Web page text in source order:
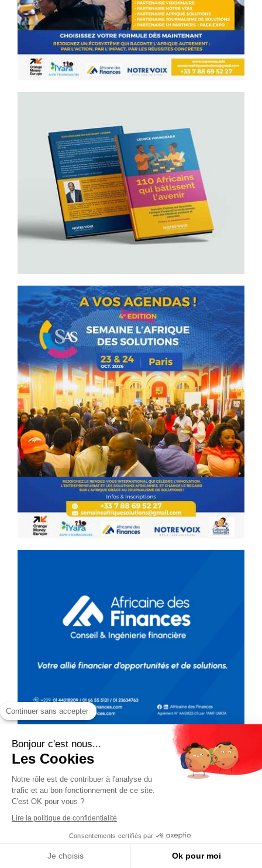
Continuer sans accepter
Bonjour c'est nous...
Les Cookies
Notre rôle est de contribuer à l'analyse du
trafic et au bon fonctionnement de ce site.
C'est OK pour vous ?
Lire la politique de confidentialité
Consentements certifiés par
Je choisis Ok pour moi